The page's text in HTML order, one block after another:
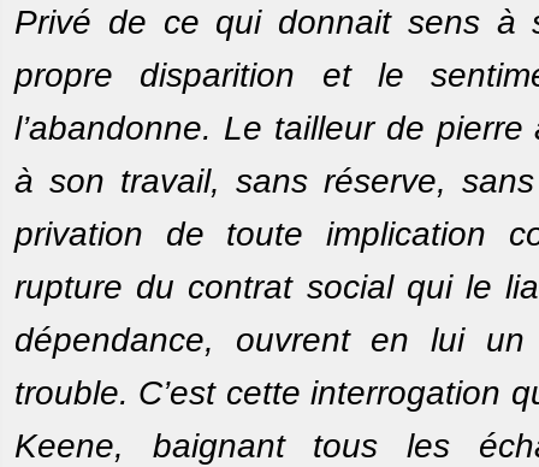
Privé de ce qui donnait sens à
propre disparition et le
l’abandonne. Le tailleur de
à son travail, sans réserve,
privation de toute implication
rupture du contrat social qui le
dépendance, ouvrent en lui un
trouble. C’est cette interrogation
Keene, baignant tous les